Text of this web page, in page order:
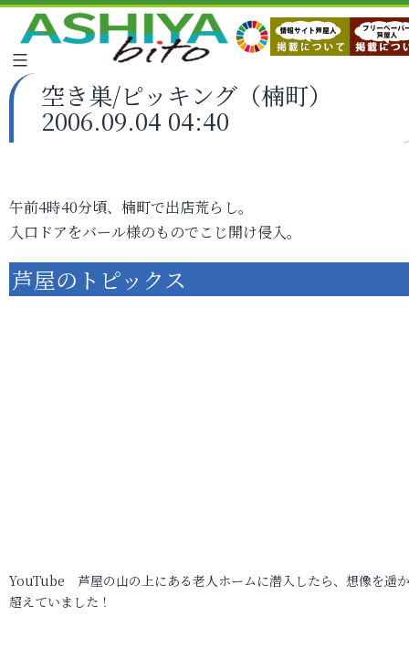
空き巣/ピッキング（楠町）
2006.09.04 04:40
午前4時40分頃、楠町で出店荒らし。
入口ドアをバール様のものでこじ開け侵入。
芦屋のトピックス
YouTube 芦屋の山の上にある老人ホームに潜入したら、想像を遥
超えていました！